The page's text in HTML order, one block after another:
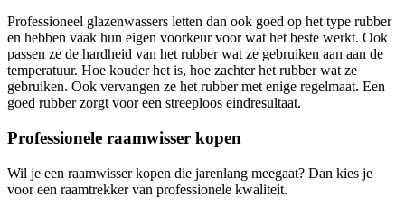
Professioneel glazenwassers letten dan ook goed op het type rubber
en hebben vaak hun eigen voorkeur voor wat het beste werkt. Ook
passen ze de hardheid van het rubber wat ze gebruiken aan aan de
temperatuur. Hoe kouder het is, hoe zachter het rubber wat ze
gebruiken. Ook vervangen ze het rubber met enige regelmaat. Een
goed rubber zorgt voor een streeploos eindresultaat.
Professionele raamwisser kopen
Wil je een raamwisser kopen die jarenlang meegaat? Dan kies je
voor een raamtrekker van professionele kwaliteit.